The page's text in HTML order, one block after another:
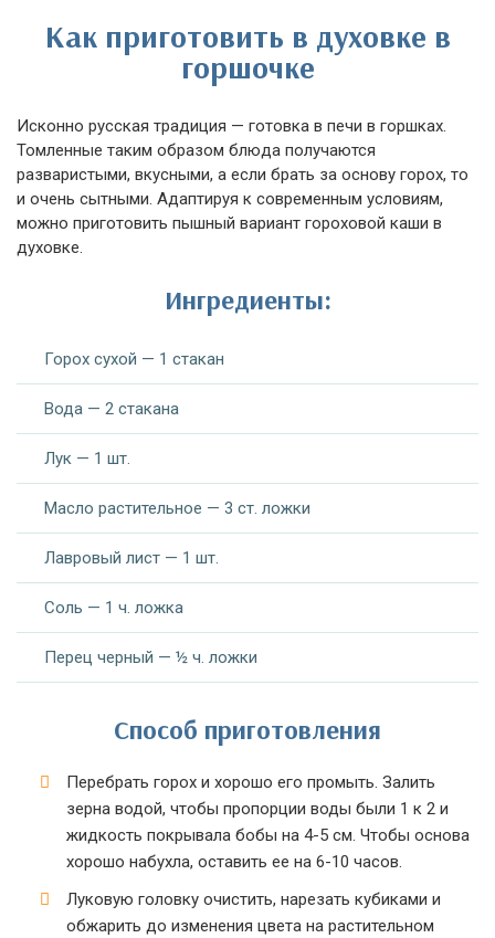
Как приготовить в духовке в
горшочке
Исконно русская традиция — готовка в печи в горшках.
Томленные таким образом блюда получаются
разваристыми, вкусными, а если брать за основу горох, то
и очень сытными. Адаптируя к современным условиям,
можно приготовить пышный вариант гороховой каши в
духовке.
Ингредиенты:
Горох сухой — 1 стакан
Вода — 2 стакана
Лук — 1 шт.
Масло растительное — 3 ст. ложки
Лавровый лист — 1 шт.
Соль — 1 ч. ложка
Перец черный — ½ ч. ложки
Способ приготовления
Перебрать горох и хорошо его промыть. Залить
зерна водой, чтобы пропорции воды были 1 к 2 и
жидкость покрывала бобы на 4-5 см. Чтобы основа
хорошо набухла, оставить ее на 6-10 часов.
Луковую головку очистить, нарезать кубиками и
обжарить до изменения цвета на растительном